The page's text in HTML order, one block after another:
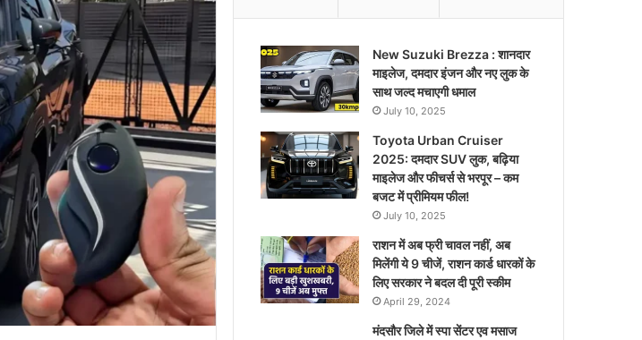
New Suzuki Brezza : शानदार
माइलेज, दमदार इंजन और नए लुक के
साथ जल्द मचाएगी धमाल
July 10, 2025
Toyota Urban Cruiser
2025: दमदार SUV लुक, बढ़िया
माइलेज और फीचर्स से भरपूर – कम
बजट में प्रीमियम फील!
July 10, 2025
राशन में अब फ्री चावल नहीं, अब
मिलेंगी ये 9 चीजें, राशन कार्ड धारकों के
लिए सरकार ने बदल दी पूरी स्कीम
April 29, 2024
मंदसौर जिले में स्पा सेंटर एव मसाज